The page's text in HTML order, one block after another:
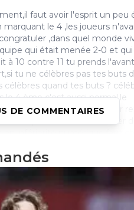
faut avoir l'esprit un peu
marquant le 4 ,les joueurs
,dans quel monde
qui était menée 2-0 et qui
à 10 contre 11 tu prends
tu ne célèbres pas tes buts
célèbres quand tes buts ?
le 4 ème c'est aussi normal,le
à se remobiliser pour
de te remobiliser tu evites de
DE COMMENTAIRES